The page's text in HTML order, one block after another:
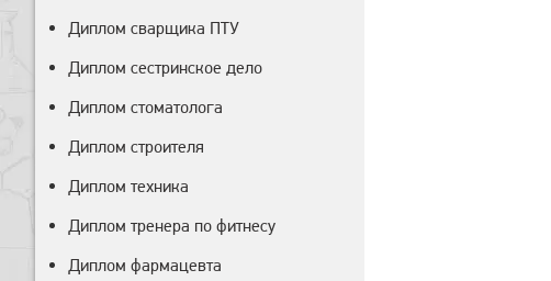
Диплом сварщика ПТУ
Диплом сестринское дело
Диплом стоматолога
Диплом строителя
Диплом техника
Диплом тренера по фитнесу
Диплом фармацевта